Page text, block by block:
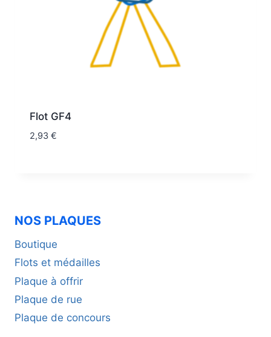
Flot GF4
2,93 €
NOS PLAQUES
Boutique
Flots et médailles
Plaque à offrir
Plaque de rue
Plaque de concours